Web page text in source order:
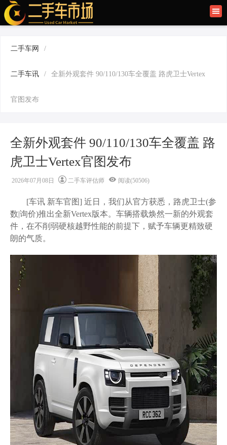
首页
二手车商
二手车网 /
二手车讯 / 全新外观套件 90/110/130车全覆盖 路虎卫士Vertex
官图发布
全新外观套件 90/110/130车全覆盖 路
虎卫士Vertex官图发布
2026年07月08日 二手车评估师 阅读(50506)
[车讯 新车官图] 近日，我们从官方获悉，路虎卫士(参
数|询价)推出全新Vertex版本。车辆搭载焕然一新的外观套
件，在不削弱硬核越野性能的前提下，赋予车辆更精致硬
朗的气质。